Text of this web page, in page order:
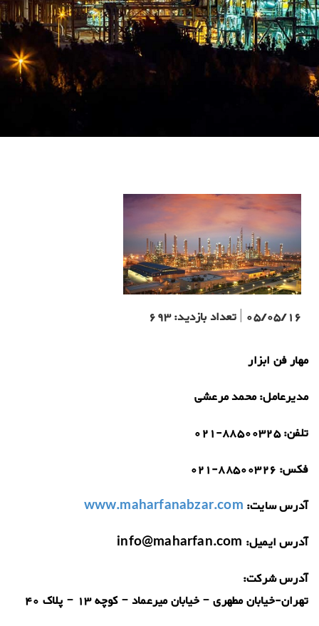
05/05/16
|تعداد بازدید:693
مهار فن ابزار
مدیرعامل:محمد مرعشی
تلفن:021-88500325
فکس: 021-88500326
آدرس سایت: www.maharfanabzar.com
آدرس ایمیل: info@maharfan.com
آدرس شرکت:
تهران-خیابان مطهری – خیابان میرعماد – کوچه 13 – پلاک 40